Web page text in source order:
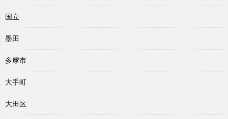
国立
墨田
多摩市
大手町
大田区